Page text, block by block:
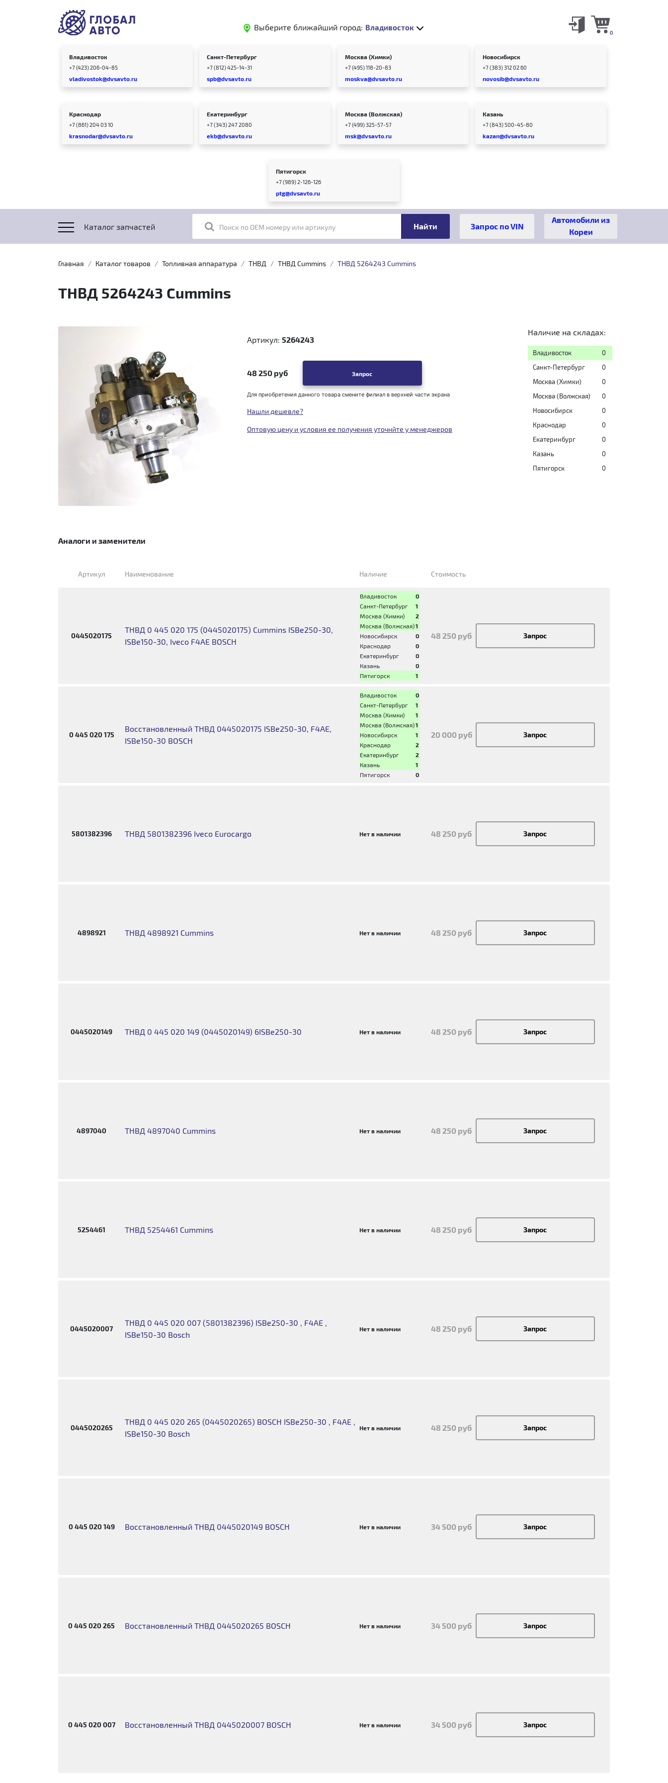
Выберите ближайший город: Владивосток
0
Владивосток
+7 (423) 206-04-85
vladivostok@dvsavto.ru
Санкт-Петербург
+7 (812) 425-14-31
spb@dvsavto.ru
Москва (Химки)
+7 (495) 118-20-83
moskva@dvsavto.ru
Новосибирск
+7 (383) 312 02 60
novosib@dvsavto.ru
Краснодар
+7 (861) 204 03 10
krasnodar@dvsavto.ru
Екатеринбург
+7 (343) 247 2080
ekb@dvsavto.ru
Москва (Волжская)
+7 (499) 325-57-57
msk@dvsavto.ru
Казань
+7 (843) 500-45-80
kazan@dvsavto.ru
Пятигорск
+7 (989) 2-126-126
ptg@dvsavto.ru
Каталог запчастей Поиск по OEM номеру или артикулу
Автомобили из
Кореи
Главная Каталог товаров Топливная аппаратура ТНВД ТНВД Cummins ТНВД 5264243 Cummins
ТНВД 5264243 Cummins
Артикул: 5264243
48 250 руб Запрос
Для приобретения данного товара смените филиал в верхней части экрана
Нашли дешевле?
Оптовую цену и условия ее получения уточнйте у менеджеров
Наличие на складах:
Владивосток
0
Санкт-Петербург
0
Москва (Химки)
0
Москва (Волжская)
0
Новосибирск
0
Краснодар
0
Екатеринбург
0
Казань
0
Пятигорск
0
Аналоги и заменители
Артикул Наименование Наличие Стоимость
0445020175
ТНВД 0 445 020 175 (0445020175) Cummins ISBe250-30,
ISBe150-30, Iveco F4AE BOSCH
Владивосток
0
Санкт-Петербург
1
Москва (Химки)
2
Москва (Волжская)1
Новосибирск
0
Краснодар
0
Екатеринбург
0
Казань
0
Пятигорск
1
48 250 руб Запрос
0 445 020 175
Восстановленный ТНВД 0445020175 ISBe250-30, F4AE,
ISBe150-30 BOSCH
Владивосток
0
Санкт-Петербург
1
Москва (Химки)
1
Москва (Волжская)1
Новосибирск
1
Краснодар
2
Екатеринбург
2
Казань
1
Пятигорск
0
20 000 руб Запрос
5801382396 ТНВД 5801382396 Iveco Eurocargo Нет в наличии 48 250 руб Запрос
4898921 ТНВД 4898921 Cummins Нет в наличии 48 250 руб Запрос
0445020149 ТНВД 0 445 020 149 (0445020149) 6ISBe250-30 Нет в наличии 48 250 руб Запрос
4897040 ТНВД 4897040 Cummins Нет в наличии 48 250 руб Запрос
5254461 ТНВД 5254461 Cummins Нет в наличии 48 250 руб Запрос
0445020007
ТНВД 0 445 020 007 (5801382396) ISBe250-30 , F4AE ,
ISBe150-30 Bosch
Нет в наличии 48 250 руб Запрос
0445020265
ТНВД 0 445 020 265 (0445020265) BOSCH ISBe250-30 , F4AE ,
ISBe150-30 Bosch
Нет в наличии 48 250 руб Запрос
0 445 020 149 Восстановленный ТНВД 0445020149 BOSCH Нет в наличии 34 500 руб Запрос
0 445 020 265 Восстановленный ТНВД 0445020265 BOSCH Нет в наличии 34 500 руб Запрос
0 445 020 007 Восстановленный ТНВД 0445020007 BOSCH Нет в наличии 34 500 руб Запрос